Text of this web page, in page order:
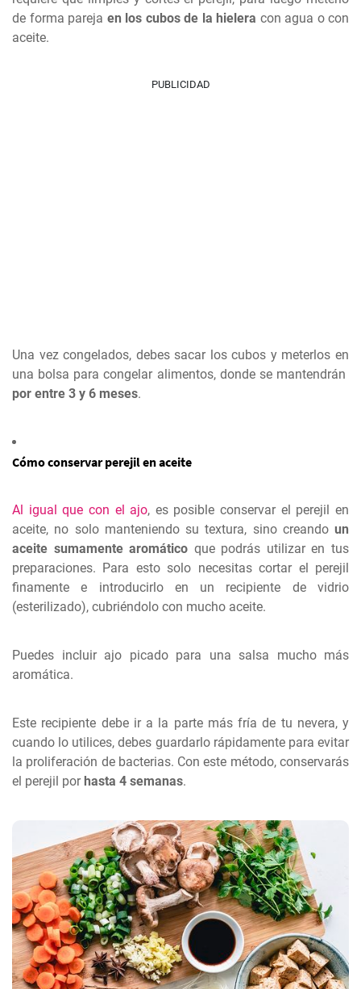
de forma pareja en los cubos de la hielera con agua o con
aceite.
PUBLICIDAD
Una vez congelados, debes sacar los cubos y meterlos en
una bolsa para congelar alimentos, donde se mantendrán
por entre 3 y 6 meses.
Cómo conservar perejil en aceite
Al igual que con el ajo, es posible conservar el perejil en
aceite, no solo manteniendo su textura, sino creando un
aceite sumamente aromático que podrás utilizar en tus
preparaciones. Para esto solo necesitas cortar el perejil
finamente e introducirlo en un recipiente de vidrio
(esterilizado), cubriéndolo con mucho aceite.
Puedes incluir ajo picado para una salsa mucho más
aromática.
Este recipiente debe ir a la parte más fría de tu nevera, y
cuando lo utilices, debes guardarlo rápidamente para evitar
la proliferación de bacterias. Con este método, conservarás
el perejil porhasta 4 semanas.